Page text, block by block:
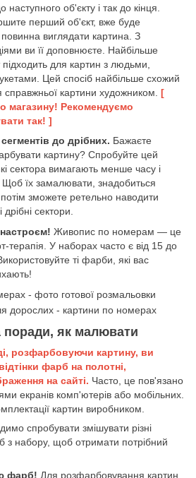
наступного об'єкту і так до кінця.
перший об'єкт, вже буде
повинна виглядати картина. З
ви її доповнюєте. Найбільше
підходить для картин з людьми,
Цей спосіб найбільше схожий
картини художником. [
магазину! Рекомендуємо
так! ]
до дрібних. Бажаєте
картину? Спробуйте цей
сектора вимагають менше часу і
Щоб їх замалювати, знадобиться
потім зможете ретельно наводити
дрібні сектори.
Живопис по номерам — це
терапія. У наборах часто є від 15 до
ті фарби, які вас
поради, як малювати
розфарбовуючи картину, ви
фарб на полотні,
на сайті. Часто, це пов'язано
екранів комп'ютерів або мобільних.
картин виробником.
спробувати змішувати різні
з набору, щоб отримати потрібний
фарб! Для розфарбовування картин